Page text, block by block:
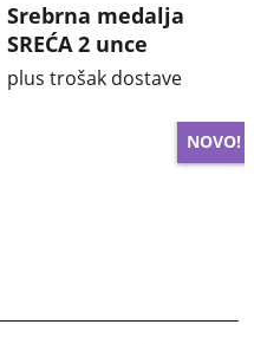
Srebrna medalja
SREĆA 2 unce
plus trošak dostave
NOVO!